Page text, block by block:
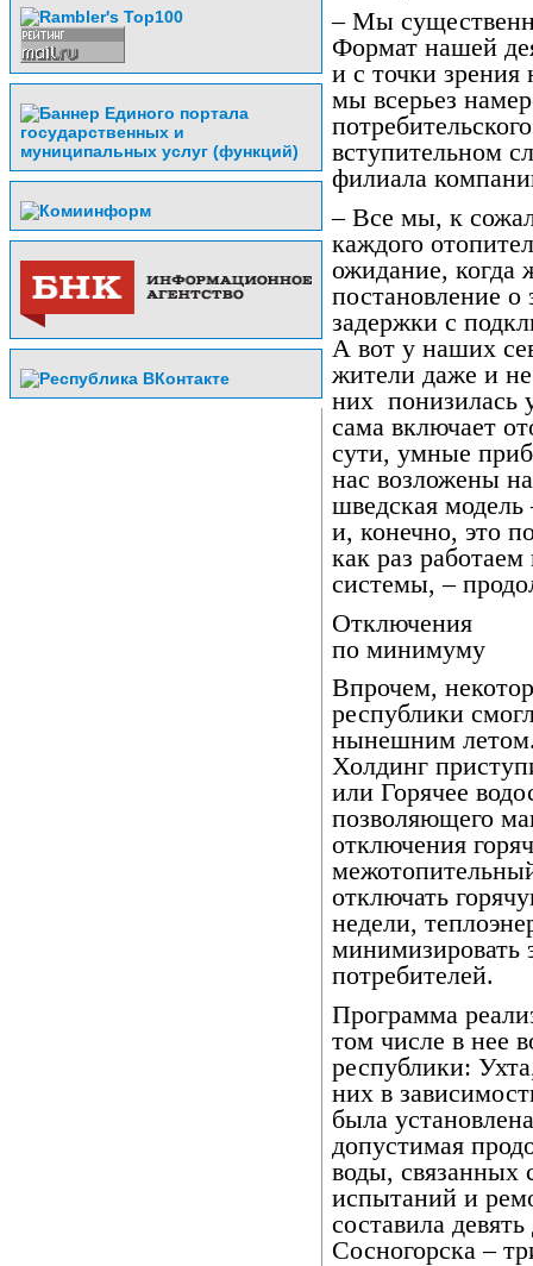
– Мы
Формат нашей
и с точки зрения
мы всерьез
вступительном
филиала
– Все мы, к
каждого
ожидание, когда
постановление о
задержки с
А вот у наших
жители даже и
них понизилась
сама включает
сути, умные
нас возложены
шведская
и, конечно, это
как раз
системы, –
Отключения
по минимуму
Впрочем,
республики
нынешним
Холдинг
или Горячее
позволяющего
отключения
отключать
недели,
минимизировать
потребителей.
Программа
том числе в нее
республики:
них в
была
допустимая
воды, связанных
испытаний и
составила
Сосногорска –